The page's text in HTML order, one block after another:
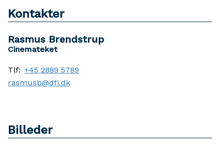
Kontakter
Rasmus Brendstrup
Cinemateket
Tlf: +45 2889 5789
rasmusb@dfi.dk
Billeder